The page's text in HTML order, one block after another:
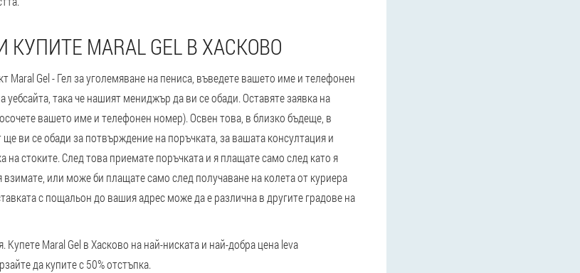
MARAL GEL В ХАСКОВО
Maral Gel - Гел за уголемяване на пениса, въведете вашето име и телефонен
така че нашият мениджър да ви се обади. Оставяте заявка на
вашето име и телефонен номер). Освен това, в близко бъдеще, в
ви се обади за потвърждение на поръчката, за вашата консултация и
на стоките. След това приемате поръчката и я плащате само след като я
или може би плащате само след получаване на колета от куриера
с пощальон до вашия адрес може да е различна в другите градове на
Maral Gel в Хасково на най-ниската и най-добра цена leva
да купите с 50% отстъпка.